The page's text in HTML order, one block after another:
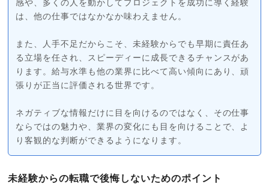
感や、多くの人を動かしてプロジェクトを成功に導く経験
は、他の仕事ではなかなか味わえません。
また、人手不足だからこそ、未経験からでも早期に責任あ
る立場を任され、スピーディーに成長できるチャンスがあ
ります。給与水準も他の業界に比べて高い傾向にあり、頑
張りが正当に評価される世界です。
ネガティブな情報だけに目を向けるのではなく、その仕事
ならではの魅力や、業界の変化にも目を向けることで、よ
り客観的な判断ができるようになります。
未経験からの転職で後悔しないためのポイント